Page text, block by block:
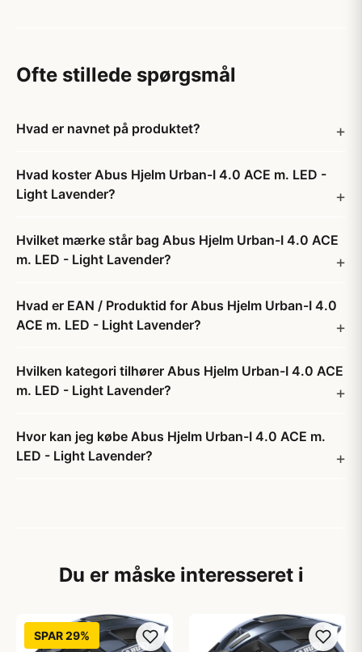
Ofte stillede spørgsmål
Hvad er navnet på produktet?
Hvad koster Abus Hjelm Urban-I 4.0 ACE m. LED -
Light Lavender?
Hvilket mærke står bag Abus Hjelm Urban-I 4.0 ACE
m. LED - Light Lavender?
Hvad er EAN / Produktid for Abus Hjelm Urban-I 4.0
ACE m. LED - Light Lavender?
Hvilken kategori tilhører Abus Hjelm Urban-I 4.0 ACE
m. LED - Light Lavender?
Hvor kan jeg købe Abus Hjelm Urban-I 4.0 ACE m.
LED - Light Lavender?
Du er måske interesseret i
SPAR 29%